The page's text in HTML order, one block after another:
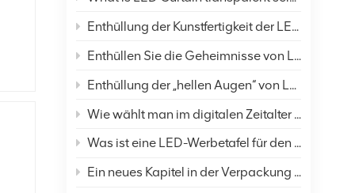
Enthüllung der Kunstfertigkeit der LED-Display-Verkapselung: Eine umfassende Analyse von sechs gängigen Techniken und Zukunftsaussichten
Enthüllen Sie die Geheimnisse von LED-Bildschirmen: Wie verändern sie unser Leben und die Welt?
Enthüllung der „hellen Augen“ von LED-Anzeigen: Eine umfassende Analyse der Auflösung
Wie wählt man im digitalen Zeitalter LED-Anzeigen richtig aus?
Was ist eine LED-Werbetafel für den Außenbereich?
Ein neues Kapitel in der Verpackung von LED-Displays: Was ist der Unterschied zwischen SMD- und COB-Technologie?